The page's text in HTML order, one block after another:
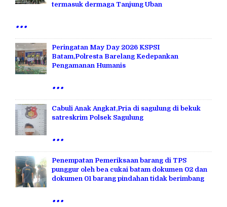
termasuk dermaga Tanjung Uban
...
Peringatan May Day 2026 KSPSI
Batam,Polresta Barelang Kedepankan
Pengamanan Humanis
...
Cabuli Anak Angkat,Pria di sagulung di bekuk
satreskrim Polsek Sagulung
...
Penempatan Pemeriksaan barang di TPS
punggur oleh bea cukai batam dokumen 02 dan
dokumen 01 barang pindahan tidak berimbang
...